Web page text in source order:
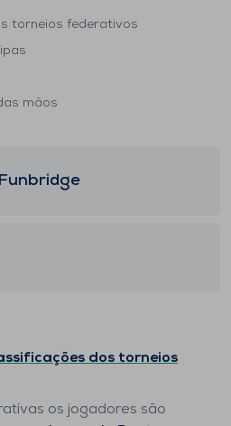
torneios federativos
mãos
dos torneios
os jogadores são